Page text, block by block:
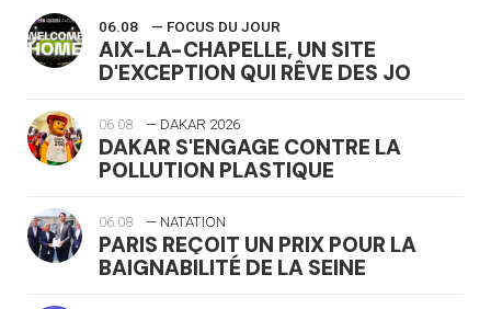
06.08 — FOCUS DU JOUR
AIX-LA-CHAPELLE, UN SITE
D'EXCEPTION QUI RÊVE DES JO
06.08 — DAKAR 2026
DAKAR S'ENGAGE CONTRE LA
POLLUTION PLASTIQUE
06.08 — NATATION
PARIS REÇOIT UN PRIX POUR LA
BAIGNABILITÉ DE LA SEINE